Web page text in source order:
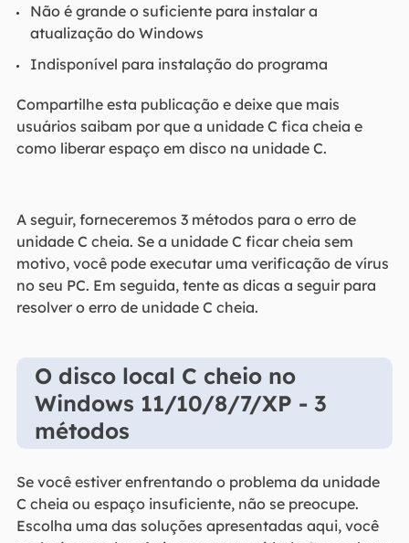
Não é grande o suficiente para instalar a
atualização do Windows
Indisponível para instalação do programa
Compartilhe esta publicação e deixe que mais
usuários saibam por que a unidade C fica cheia e
como liberar espaço em disco na unidade C.
A seguir, forneceremos 3 métodos para o erro de
unidade C cheia. Se a unidade C ficar cheia sem
motivo, você pode executar uma verificação de vírus
no seu PC. Em seguida, tente as dicas a seguir para
resolver o erro de unidade C cheia.
O disco local C cheio no
Windows 11/10/8/7/XP - 3
métodos
Se você estiver enfrentando o problema da unidade
C cheia ou espaço insuficiente, não se preocupe.
Escolha uma das soluções apresentadas aqui, você